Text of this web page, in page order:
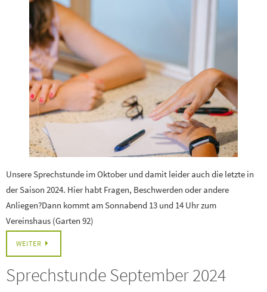
Unsere Sprechstunde im Oktober und damit leider auch die letzte in
der Saison 2024. Hier habt Fragen, Beschwerden oder andere
Anliegen?Dann kommt am Sonnabend 13 und 14 Uhr zum
Vereinshaus (Garten 92)
WEITER
Sprechstunde September 2024